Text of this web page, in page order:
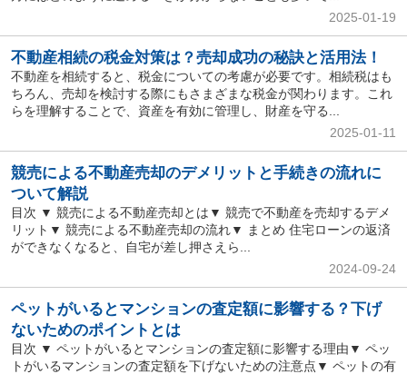
2025-01-19
不動産相続の税金対策は？売却成功の秘訣と活用法！
不動産を相続すると、税金についての考慮が必要です。相続税はも
ちろん、売却を検討する際にもさまざまな税金が関わります。これ
らを理解することで、資産を有効に管理し、財産を守る...
2025-01-11
競売による不動産売却のデメリットと手続きの流れに
ついて解説
目次 ▼ 競売による不動産売却とは▼ 競売で不動産を売却するデメ
リット▼ 競売による不動産売却の流れ▼ まとめ 住宅ローンの返済
ができなくなると、自宅が差し押さえら...
2024-09-24
ペットがいるとマンションの査定額に影響する？下げ
ないためのポイントとは
目次 ▼ ペットがいるとマンションの査定額に影響する理由▼ ペッ
トがいるマンションの査定額を下げないための注意点▼ ペットの有